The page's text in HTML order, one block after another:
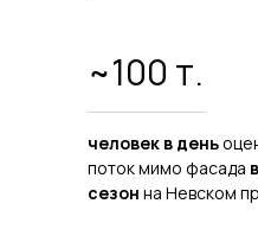
~100 т.
человек в день
поток мимо фасада
сезон на Невском